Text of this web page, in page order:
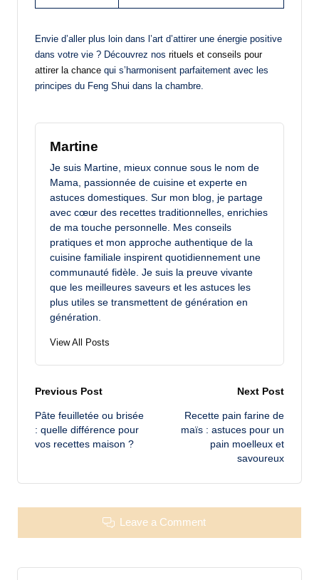
Envie d’aller plus loin dans l’art d’attirer une énergie positive
dans votre vie ? Découvrez nos rituels et conseils pour
attirer la chance qui s’harmonisent parfaitement avec les
principes du Feng Shui dans la chambre.
Martine
Je suis Martine, mieux connue sous le nom de
Mama, passionnée de cuisine et experte en
astuces domestiques. Sur mon blog, je partage
avec cœur des recettes traditionnelles, enrichies
de ma touche personnelle. Mes conseils
pratiques et mon approche authentique de la
cuisine familiale inspirent quotidiennement une
communauté fidèle. Je suis la preuve vivante
que les meilleures saveurs et les astuces les
plus utiles se transmettent de génération en
génération.
View All Posts
Post
navigation
Previous Post
Pâte feuilletée ou brisée
: quelle différence pour
vos recettes maison ?
Next Post
Recette pain farine de
maïs : astuces pour un
pain moelleux et
savoureux
Leave a Comment